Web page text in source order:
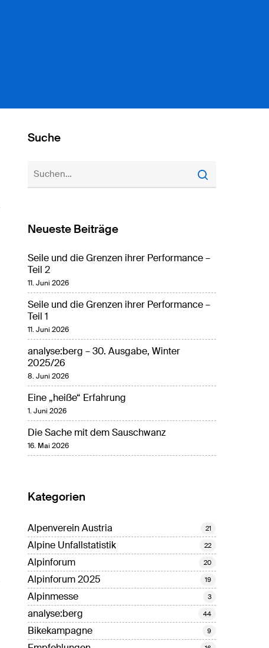
Suche
Neueste Beiträge
Seile und die Grenzen ihrer Performance –
Teil 2
11. Juni 2026
Seile und die Grenzen ihrer Performance –
Teil 1
11. Juni 2026
analyse:berg – 30. Ausgabe, Winter
2025/26
8. Juni 2026
Eine „heiße“ Erfahrung
1. Juni 2026
Die Sache mit dem Sauschwanz
16. Mai 2026
Kategorien
Alpenverein Austria 21
Alpine Unfallstatistik 22
Alpinforum 20
Alpinforum 2025 19
Alpinmesse 3
analyse:berg 44
Bikekampagne 9